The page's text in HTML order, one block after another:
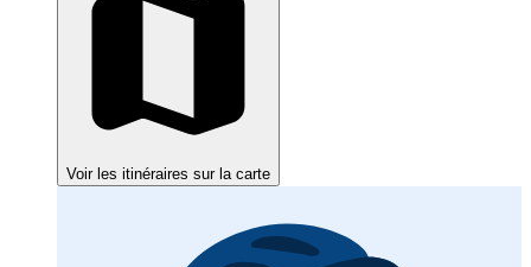
Voir les itinéraires sur la carte